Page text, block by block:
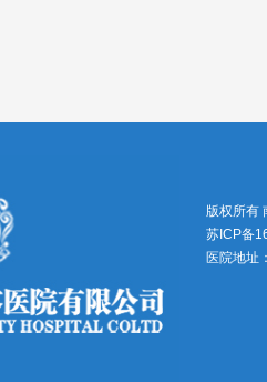
版权所有
苏ICP备
医院地址